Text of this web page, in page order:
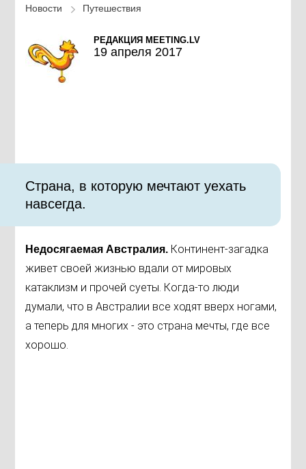
Новости Путешествия
РЕДАКЦИЯ MEETING.LV
19 апреля 2017
​Страна, в которую мечтают уехать
навсегда.
Недосягаемая Австралия. Континент-загадка
живет своей жизнью вдали от мировых
катаклизм и прочей суеты. Когда-то люди
думали, что в Австралии все ходят вверх ногами,
а теперь для многих - это страна мечты, где все
хорошо.